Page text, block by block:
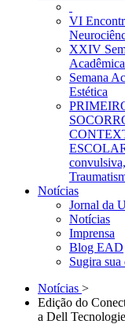
VI
XXIV
Semana
Estética
Notícias
Jornal da
Notícias
Imprensa
Blog EAD
Sugira
Notícias >
Edição do
a Dell